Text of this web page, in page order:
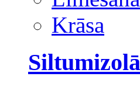
Krāsa